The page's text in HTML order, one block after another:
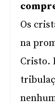
Os
na
Cristo.